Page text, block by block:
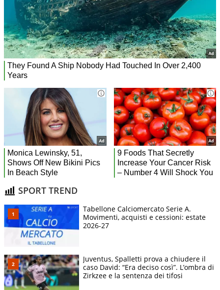
SPORT TREND
Tabellone Calciomercato Serie A.
Movimenti, acquisti e cessioni: estate
2026-27
Juventus, Spalletti prova a chiudere il
caso David: “Era deciso così”. L’ombra di
Zirkzee e la sentenza dei tifosi